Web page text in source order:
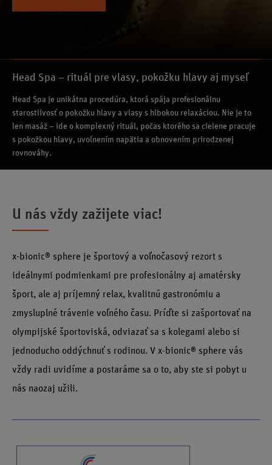
Head Spa – rituál pre vlasy, pokožku hlavy aj myseľ
Head Spa je unikátna procedúra, ktorá spája profesionálnu
starostlivosť o pokožku hlavy a vlasy s hlbokou relaxáciou. Nie je to
len masáž – ide o komplexný rituál, počas ktorého sa cielene pracuje
s pokožkou hlavy, uvoľnením napätia a obnovením prirodzenej
rovnováhy.
U nás vždy zažijete viac!
x-bionic® sphere je športový a voľnočasový rezort s
ideálnymi podmienkami pre profesionálny aj amatérsky
šport, ale aj príjemný relax, kvalitnú gastronómiu a
zmysluplné trávenie voľného času. Príďte si zašportovať na
olympijské športoviská, odviazať sa s kolegami alebo si
jednoducho oddýchnuť s rodinou. V x-bionic® sphere vás
vždy radi uvidíme a postaráme sa o to, aby ste si pobyt u
nás naozaj užili.